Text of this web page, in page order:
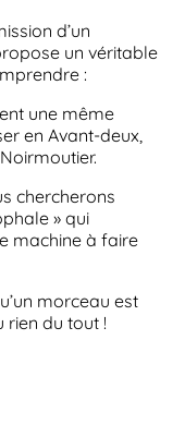
d’un
un véritable
:
une même
en Avant-deux,
chercherons
» qui
machine à faire
morceau est
rien du tout !